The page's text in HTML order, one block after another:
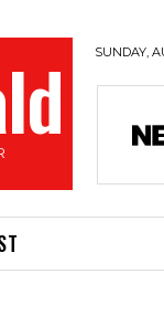
SUNDAY,